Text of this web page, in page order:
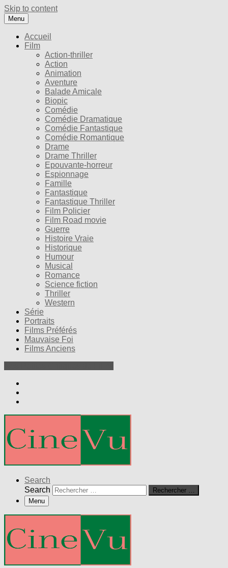
Skip to content
Menu
Accueil
Film
Action-thriller
Action
Animation
Aventure
Balade Amicale
Biopic
Comédie
Comédie Dramatique
Comédie Fantastique
Comédie Romantique
Drame
Drame Thriller
Epouvante-horreur
Espionnage
Famille
Fantastique
Fantastique Thriller
Film Policier
Film Road movie
Guerre
Histoire Vraie
Historique
Humour
Musical
Romance
Science fiction
Thriller
Western
Série
Portraits
Films Préférés
Mauvaise Foi
Films Anciens
Search
Search
Rechercher …
Menu